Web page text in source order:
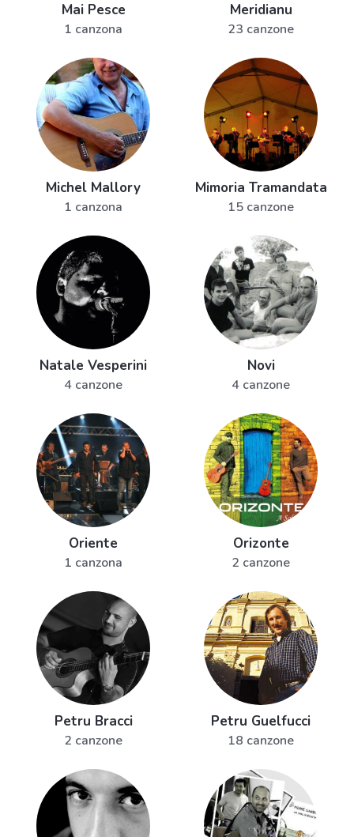
Mai Pesce
1 canzona
Meridianu
23 canzone
Michel Mallory
1 canzona
Mimoria Tramandata
15 canzone
Natale Vesperini
4 canzone
Novi
4 canzone
Oriente
1 canzona
Orizonte
2 canzone
Petru Bracci
2 canzone
Petru Guelfucci
18 canzone